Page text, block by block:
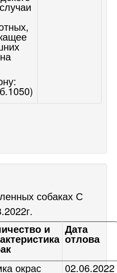
собаках С
и Дата
отлова
окрас 02.06.2022